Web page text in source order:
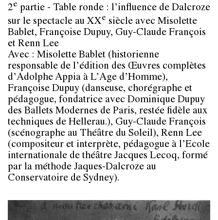
2e partie - Table ronde : l’influence de Dalcroze
sur le spectacle au XXe siècle avec Misolette
Bablet, Françoise Dupuy, Guy-Claude François
et Renn Lee
Avec : Misolette Bablet (historienne
responsable de l’édition des Œuvres complètes
d’Adolphe Appia à L’Age d’Homme),
Françoise Dupuy (danseuse, chorégraphe et
pédagogue, fondatrice avec Dominique Dupuy
des Ballets Modernes de Paris, restée fidèle aux
techniques de Hellerau.), Guy-Claude François
(scénographe au Théâtre du Soleil), Renn Lee
(compositeur et interprète, pédagogue à l’Ecole
internationale de théâtre Jacques Lecoq, formé
par la méthode Jaques-Dalcroze au
Conservatoire de Sydney).